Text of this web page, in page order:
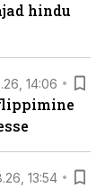
hindu
14:06
13:54